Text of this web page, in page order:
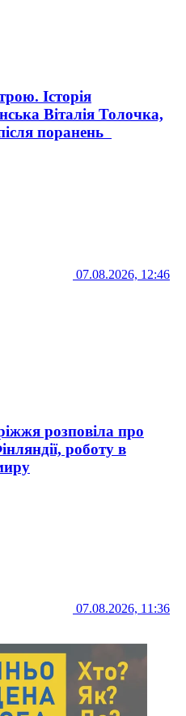
Історія
Віталія Толочка,
поранень
07.08.2026, 12:46
розповіла про
роботу в
07.08.2026, 11:36